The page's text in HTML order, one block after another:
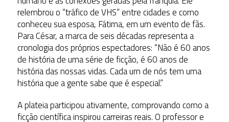
relembrou o “tráfico de VHS” entre cidades e como
conheceu sua esposa, Fátima, em um evento de fãs.
Para César, a marca de seis décadas representa a
cronologia dos próprios espectadores: “Não é 60 anos
de história de uma série de ficção, é 60 anos de
história das nossas vidas. Cada um de nós tem uma
história que a gente sabe que é especial.”
A plateia participou ativamente, comprovando como a
ficção científica inspirou carreiras reais. O professor e